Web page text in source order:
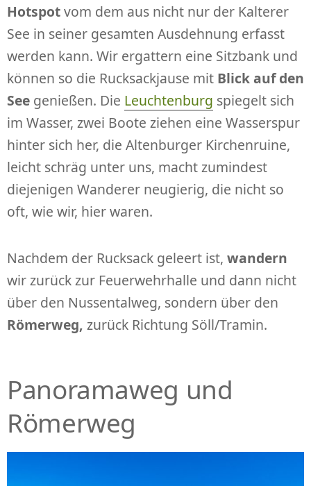
Hotspotvom dem aus nicht nur der Kalterer
See in seiner gesamten Ausdehnung erfasst
werden kann. Wir ergattern eine Sitzbank und
können so die Rucksackjause mit Blick auf den
See genießen. Die Leuchtenburg spiegelt sich
im Wasser, zwei Boote ziehen eine Wasserspur
hinter sich her, die Altenburger Kirchenruine,
leicht schräg unter uns, macht zumindest
diejenigen Wanderer neugierig, die nicht so
oft, wie wir, hier waren.
Nachdem der Rucksack geleert ist, wandern
wir zurück zur Feuerwehrhalle und dann nicht
über den Nussentalweg, sondern über den
Römerweg, zurück Richtung Söll/Tramin.
Panoramaweg und
Römerweg